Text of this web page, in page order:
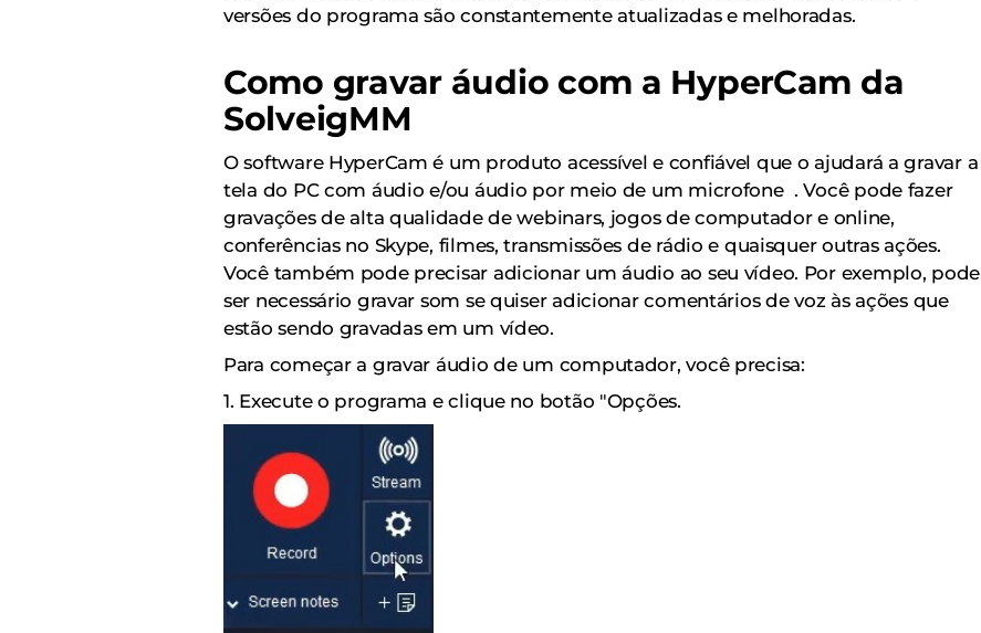
versões do programa são constantemente atualizadas e melhoradas.
Como gravar áudio com a HyperCam da
SolveigMM
O software HyperCam é um produto acessível e confiável que o ajudará a gravar a
tela do PC com áudio e/ou áudio por meio de um microfone . Você pode fazer
gravações de alta qualidade de webinars, jogos de computador e online,
conferências no Skype, filmes, transmissões de rádio e quaisquer outras ações.
Você também pode precisar adicionar um áudio ao seu vídeo. Por exemplo, pode
ser necessário gravar som se quiser adicionar comentários de voz às ações que
estão sendo gravadas em um vídeo.
Para começar a gravar áudio de um computador, você precisa:
1. Execute o programa e clique no botão "Opções.